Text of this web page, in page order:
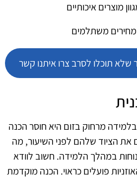
מוצרים איכותיים
מחירים משתלמים
תוכלו לסרב צרו איתנו קשר
מרחוק בזום היא חוסר הכנה
את הציוד שלהם לפני השיעור, מה
נוחות במהלך הלמידה. חשוב לוודא
פועלים כראוי. הכנה מוקדמת